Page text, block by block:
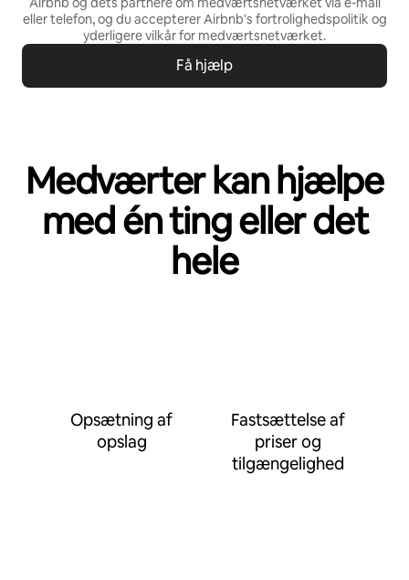
eller telefon, og du accepterer Airbnb's fortrolighedspolitik og
yderligere vilkår for medværtsnetværket.
Få hjælp
Medværter kan hjælpe
med én ting eller det
hele
Opsætning af
opslag
Fastsættelse af
priser og
tilgængelighed